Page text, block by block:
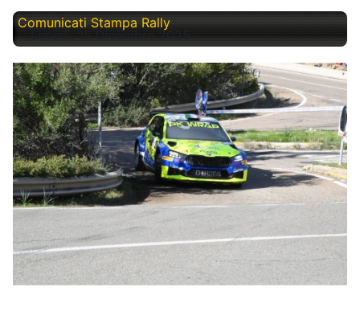
Comunicati Stampa Rally
Lunedì, 15 Dicembre 2025